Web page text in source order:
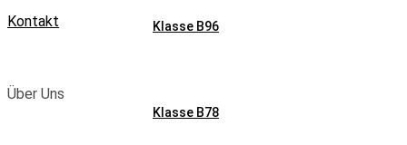
Klasse B96
Klasse B78
Kontakt
Über Uns